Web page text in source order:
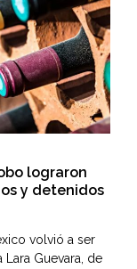
lograron
y detenidos
volvió a ser
Lara Guevara, de